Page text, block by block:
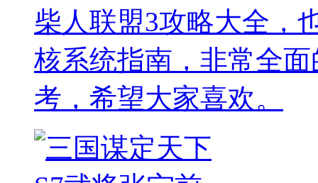
柴人联盟3攻略大全，
核系统指南，非常全
考，希望大家喜欢。